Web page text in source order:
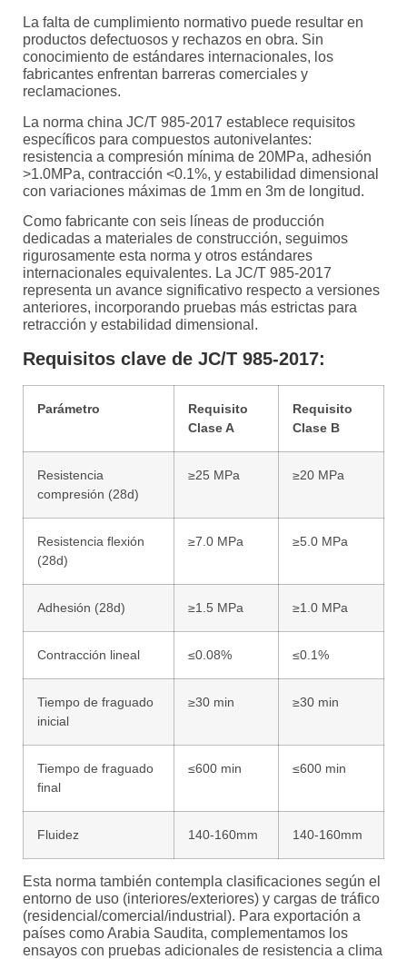
La falta de cumplimiento normativo puede resultar en
productos defectuosos y rechazos en obra. Sin
conocimiento de estándares internacionales, los
fabricantes enfrentan barreras comerciales y
reclamaciones.
La norma china JC/T 985-2017 establece requisitos
específicos para compuestos autonivelantes:
resistencia a compresión mínima de 20MPa, adhesión
>1.0MPa, contracción <0.1%, y estabilidad dimensional
con variaciones máximas de 1mm en 3m de longitud.
Como fabricante con seis líneas de producción
dedicadas a materiales de construcción, seguimos
rigurosamente esta norma y otros estándares
internacionales equivalentes. La JC/T 985-2017
representa un avance significativo respecto a versiones
anteriores, incorporando pruebas más estrictas para
retracción y estabilidad dimensional.
Requisitos clave de JC/T 985-2017:
Parámetro
Requisito
Clase A
Requisito
Clase B
Resistencia
compresión (28d)
≥25 MPa ≥20 MPa
Resistencia flexión
(28d)
≥7.0 MPa ≥5.0 MPa
Adhesión (28d) ≥1.5 MPa ≥1.0 MPa
Contracción lineal ≤0.08% ≤0.1%
Tiempo de fraguado
inicial
≥30 min ≥30 min
Tiempo de fraguado
final
≤600 min ≤600 min
Fluidez 140-160mm 140-160mm
Esta norma también contempla clasificaciones según el
entorno de uso (interiores/exteriores) y cargas de tráfico
(residencial/comercial/industrial). Para exportación a
países como Arabia Saudita, complementamos los
ensayos con pruebas adicionales de resistencia a clima